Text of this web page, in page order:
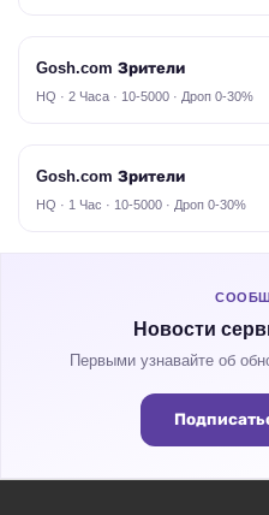
Gosh.com Зрители
HQ · 2 Часа · 10-5000 · Дроп 0-30%
Gosh.com Зрители
HQ · 1 Час · 10-5000 · Дроп 0-30%
Новости
Первыми узнавайте об